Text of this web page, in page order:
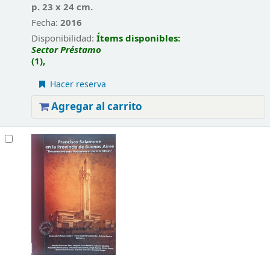
p. 23 x 24 cm.
Fecha: 2016
Disponibilidad: Ítems disponibles:
Sector Préstamo
(1),
Hacer reserva
Agregar al carrito